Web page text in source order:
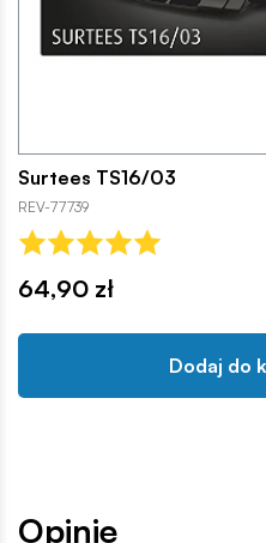
Surtees TS16/03
REV-77739
64,90 zł
Dodaj do
Opinie